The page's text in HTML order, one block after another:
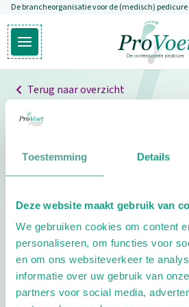
Toestemming Details
Deze website maakt gebruik van
We gebruiken cookies om content
personaliseren, om functies voor
en om ons websiteverkeer te
informatie over uw gebruik van
partners voor social media,
Overslaan en naar de inhoud gaan
De brancheorganisatie voor de (medisch) pedicure
Open hoofdmenu
Ga naar de
Terug naar overzicht
Professionals
Pedicure niet
pedicure.